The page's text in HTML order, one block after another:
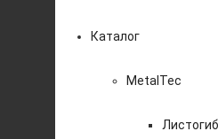
Каталог
MetalTec